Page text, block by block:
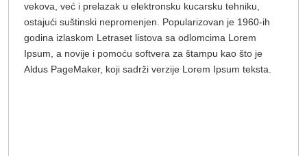
vekova, već i prelazak u elektronsku kucarsku tehniku,
ostajući suštinski nepromenjen. Popularizovan je 1960-ih
godina izlaskom Letraset listova sa odlomcima Lorem
Ipsum, a novije i pomoću softvera za štampu kao što je
Aldus PageMaker, koji sadrži verzije Lorem Ipsum teksta.